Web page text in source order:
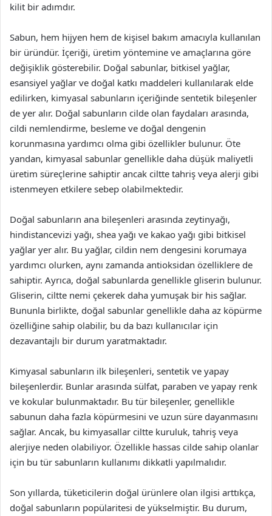
kilit bir adımdır.
Sabun, hem hijyen hem de kişisel bakım amacıyla kullanılan
bir üründür. İçeriği, üretim yöntemine ve amaçlarına göre
değişiklik gösterebilir. Doğal sabunlar, bitkisel yağlar,
esansiyel yağlar ve doğal katkı maddeleri kullanılarak elde
edilirken, kimyasal sabunların içeriğinde sentetik bileşenler
de yer alır. Doğal sabunların cilde olan faydaları arasında,
cildi nemlendirme, besleme ve doğal dengenin
korunmasına yardımcı olma gibi özellikler bulunur. Öte
yandan, kimyasal sabunlar genellikle daha düşük maliyetli
üretim süreçlerine sahiptir ancak ciltte tahriş veya alerji gibi
istenmeyen etkilere sebep olabilmektedir.
Doğal sabunların ana bileşenleri arasında zeytinyağı,
hindistancevizi yağı, shea yağı ve kakao yağı gibi bitkisel
yağlar yer alır. Bu yağlar, cildin nem dengesini korumaya
yardımcı olurken, aynı zamanda antioksidan özelliklere de
sahiptir. Ayrıca, doğal sabunlarda genellikle gliserin bulunur.
Gliserin, ciltte nemi çekerek daha yumuşak bir his sağlar.
Bununla birlikte, doğal sabunlar genellikle daha az köpürme
özelliğine sahip olabilir, bu da bazı kullanıcılar için
dezavantajlı bir durum yaratmaktadır.
Kimyasal sabunların ilk bileşenleri, sentetik ve yapay
bileşenlerdir. Bunlar arasında sülfat, paraben ve yapay renk
ve kokular bulunmaktadır. Bu tür bileşenler, genellikle
sabunun daha fazla köpürmesini ve uzun süre dayanmasını
sağlar. Ancak, bu kimyasallar ciltte kuruluk, tahriş veya
alerjiye neden olabiliyor. Özellikle hassas cilde sahip olanlar
için bu tür sabunların kullanımı dikkatli yapılmalıdır.
Son yıllarda, tüketicilerin doğal ürünlere olan ilgisi arttıkça,
doğal sabunların popülaritesi de yükselmiştir. Bu durum,